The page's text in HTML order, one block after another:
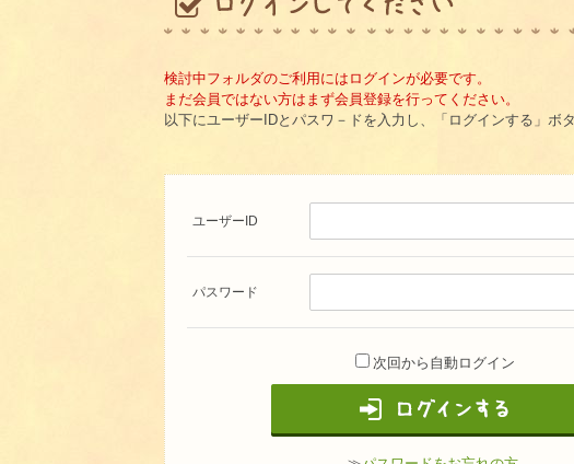
検討中フォルダのご利用にはログインが必要です。
まだ会員ではない方はまず会員登録を行ってください。
以下にユーザーIDとパスワ－ドを入力し、「ログインする」ボ
ユーザーID
パスワード
次回から自動ログイン